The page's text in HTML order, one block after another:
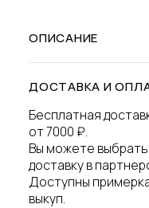
ОПИСАНИЕ
ДОСТАВКА И
Бесплатная
от 7000 ₽.
Вы можете выбрать
доставку в
Доступны
выкуп.